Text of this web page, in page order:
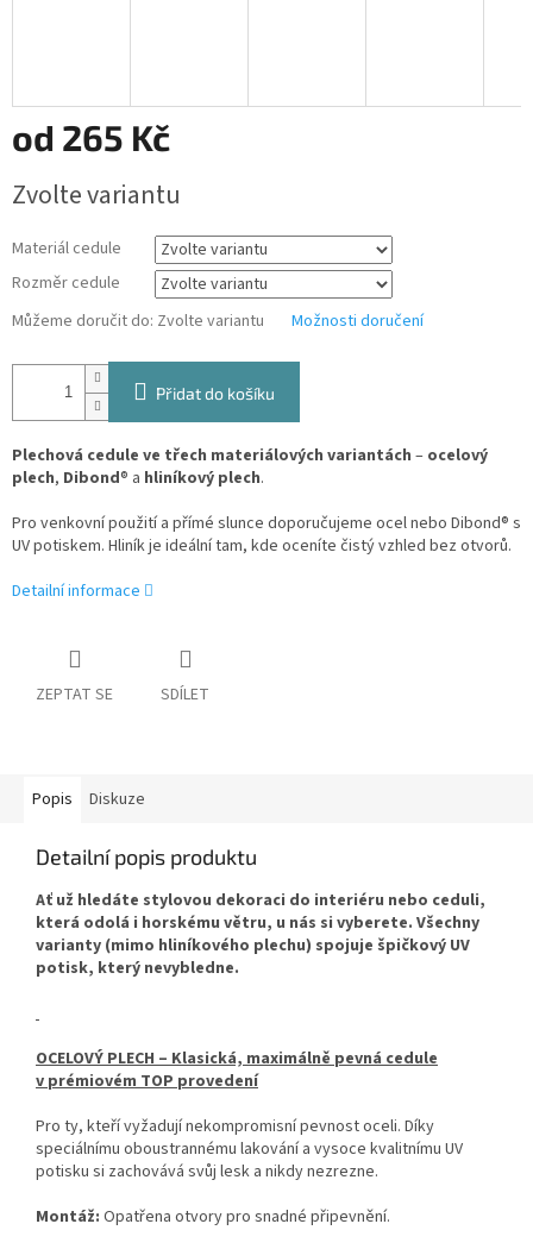
od 265 Kč
cena:
Zvolte variantu
Materiál cedule
Rozměr cedule
Můžeme doručit do: Zvolte variantu Možnosti doručení
Přidat do košíku
Plechová cedule ve třech materiálových variantách – ocelový
plech, Dibond® a hliníkový plech.
Pro venkovní použití a přímé slunce doporučujeme ocel nebo Dibond® s
UV potiskem. Hliník je ideální tam, kde oceníte čistý vzhled bez otvorů.
Detailní informace
ZEPTAT SE SDÍLET
Popis Diskuze
Detailní popis produktu
Ať už hledáte stylovou dekoraci do interiéru nebo ceduli,
která odolá i horskému větru, u nás si vyberete. Všechny
varianty (mimo hliníkového plechu) spojuje špičkový UV
potisk, který nevybledne.
OCELOVÝ PLECH – Klasická, maximálně pevná cedule
v prémiovém TOP provedení
Pro ty, kteří vyžadují nekompromisní pevnost oceli. Díky
speciálnímu oboustrannému lakování a vysoce kvalitnímu UV
potisku si zachovává svůj lesk a nikdy nezrezne.
Montáž: Opatřena otvory pro snadné připevnění.